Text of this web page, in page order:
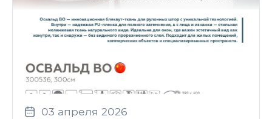
03 апреля 2026